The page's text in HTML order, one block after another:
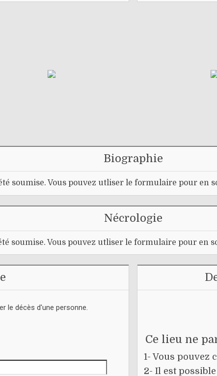
Biographie
soumise. Vous pouvez utliser le formulaire pour en
Nécrologie
soumise. Vous pouvez utliser le formulaire pour en
le décès d'une personne.
Ce lieu ne
1- Vous pouvez
2- Il est